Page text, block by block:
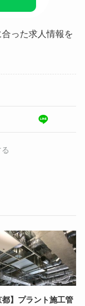
った求人情報を
都】プラント施工管